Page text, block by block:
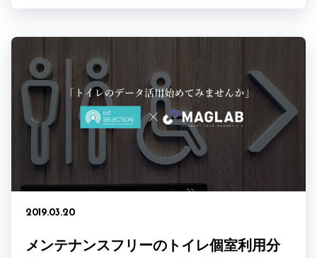
2019.03.20
メンテナンスフリーのトイレ個室利用分